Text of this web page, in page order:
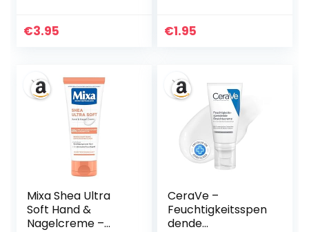
Handbalsam mit
Handcreme für
zarte,
geschmeidige
Hände – 1 x 30 ml
€3.95
Haut, 75ml (1er
€1.95
Mixa Shea Ultra
Soft Hand &
Nagelcreme –
CeraVe –
Feuchtigkeitsspen
dende